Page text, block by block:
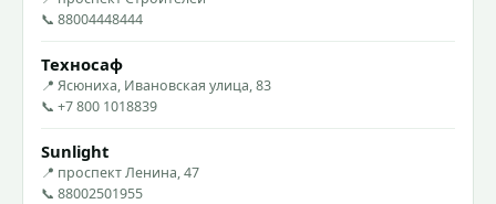
📞 88004448444
Техносаф
📍 Ясюниха, Ивановская улица, 83
📞 +7 800 1018839
Sunlight
📍 проспект Ленина, 47
📞 88002501955